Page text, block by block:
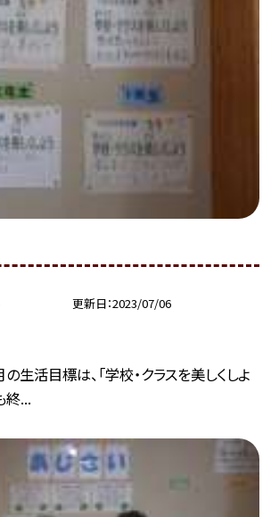
更新日 2023/07/06
の生活目標は、「学校・クラスを美しくしよ
終...